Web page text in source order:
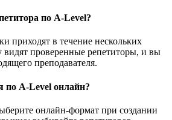
по A-Level?
приходят в течение нескольких
видят проверенные репетиторы, и вы
преподавателя.
по A-Level онлайн?
онлайн-формат при создании